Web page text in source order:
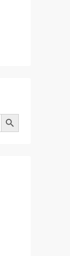
Botón de búsqueda